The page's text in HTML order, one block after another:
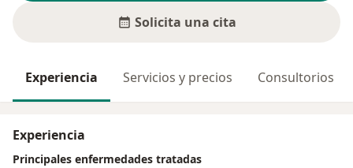
Solicita una cita
Experiencia Servicios y precios Consultorios
Experiencia
Principales enfermedades tratadas